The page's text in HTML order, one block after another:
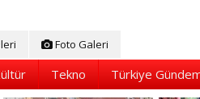
Foto Galeri
Tekno Türkiye